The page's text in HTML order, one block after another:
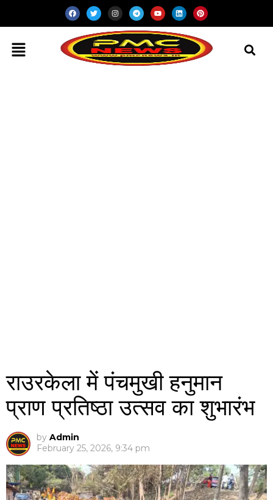
राउरकेला में पंचमुखी हनुमान
प्राण प्रतिष्ठा उत्सव का शुभारंभ
by Admin
February 25, 2026, 9:34 pm